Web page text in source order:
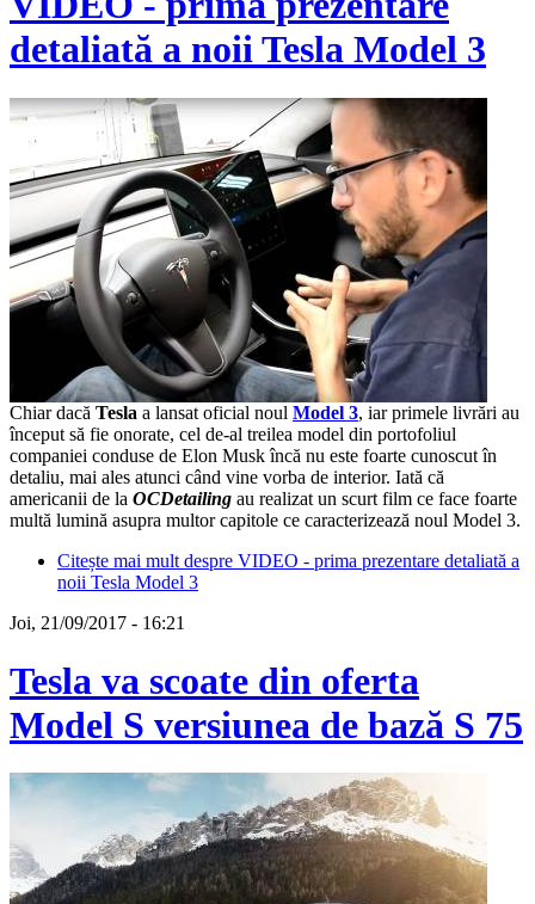
detaliată a noii Tesla Model 3
Chiar dacă Tesla a lansat oficial noul Model 3, iar primele livrări au
început să fie onorate, cel de-al treilea model din portofoliul
companiei conduse de Elon Musk încă nu este foarte cunoscut în
detaliu, mai ales atunci când vine vorba de interior. Iată că
americanii de la OCDetailing au realizat un scurt film ce face foarte
multă lumină asupra multor capitole ce caracterizează noul Model 3.
Citește mai mult despre VIDEO - prima prezentare detaliată a
noii Tesla Model 3
Joi, 21/09/2017 - 16:21
Tesla va scoate din oferta
Model S versiunea de bază S 75